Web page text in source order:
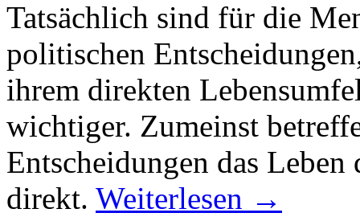
Tatsächlich sind für die
politischen
ihrem direkten
wichtiger. Zumeinst
Entscheidungen das
direkt. Weiterlesen →